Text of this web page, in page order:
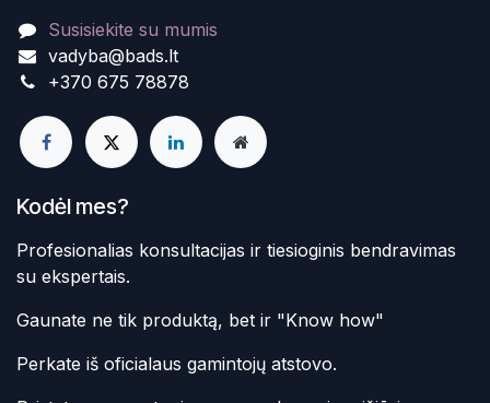
Susisiekite su mumis
vadyba@bads.lt
+370 675 78878
Kodėl mes?
Profesionalias konsultacijas ir tiesioginis bendravimas
su ekspertais.
Gaunate ne tik produktą, bet ir "Know how"
Perkate iš oficialaus gamintojų atstovo.